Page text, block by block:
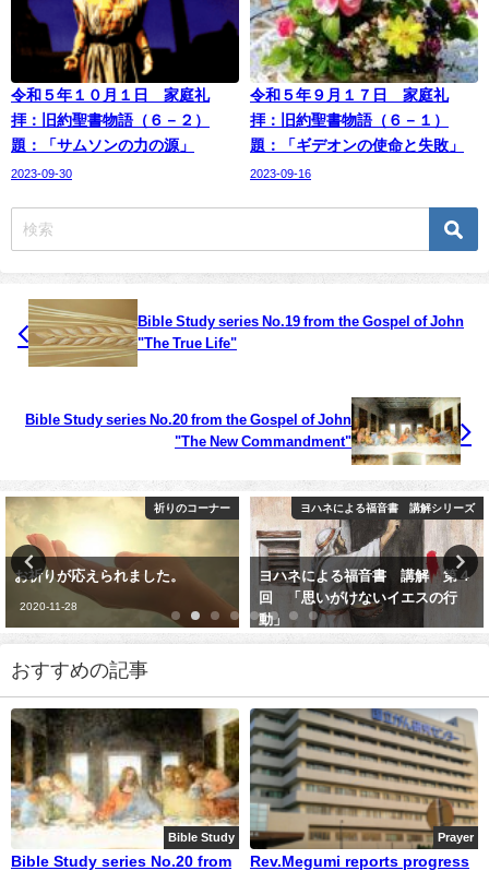
令和５年１０月１日 家庭礼
拝：旧約聖書物語（６－２）
題：「サムソンの力の源」
2023-09-30
令和５年９月１７日 家庭礼
拝：旧約聖書物語（６－１）
題：「ギデオンの使命と失敗」
2023-09-16
Bible Study series No.19 from the Gospel of John
"The True Life"
Bible Study series No.20 from the Gospel of John
"The New Commandment"
ナー ヨハネによる福音書 講解シリーズ
ヨハネによる福音書 講解 第４
回 「思いがけないイエスの行
メ
令和４年１０月３０日 礼
セージ：証集：海外での主
み―ザンビア（３）：「さ
ら！ザンビア！」」
おすすめの記事
Bible Study
Bible Study series No.20 from
Prayer
Rev.Megumi reports progress